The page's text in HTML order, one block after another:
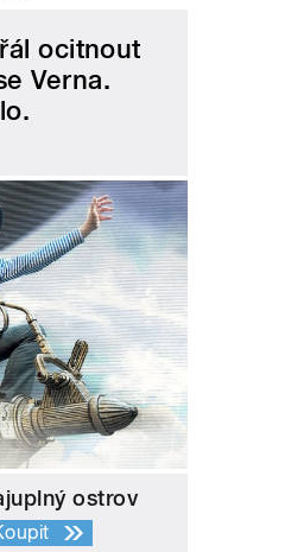
ocitnout
Verna.
ostrov